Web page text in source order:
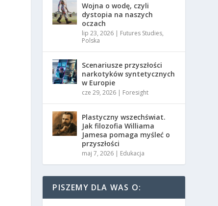
Wojna o wodę, czyli
dystopia na naszych
oczach
lip 23, 2026 | Futures Studies,
Polska
Scenariusze przyszłości
narkotyków syntetycznych
w Europie
cze 29, 2026 | Foresight
Plastyczny wszechświat.
Jak filozofia Williama
Jamesa pomaga myśleć o
przyszłości
maj 7, 2026 | Edukacja
PISZEMY DLA WAS O: